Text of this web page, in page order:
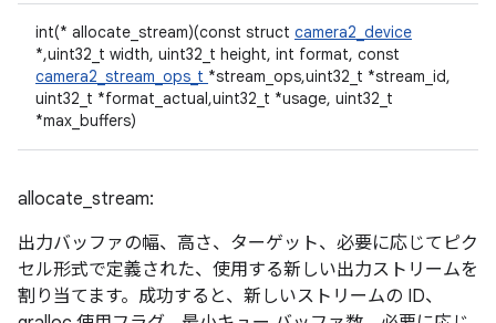
int(* allocate_stream)(const struct camera2_device
*,uint32_t width, uint32_t height, int format, const
camera2_stream_ops_t *stream_ops,uint32_t *stream_id,
uint32_t *format_actual,uint32_t *usage, uint32_t
*max_buffers)
allocate_stream:
出力バッファの幅、高さ、ターゲット、必要に応じてピク
セル形式で定義された、使用する新しい出力ストリームを
割り当てます。成功すると、新しいストリームの ID、